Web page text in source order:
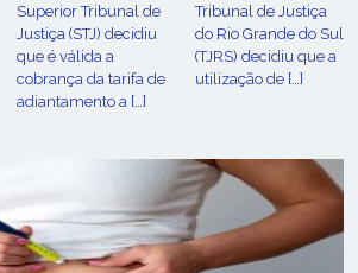
Superior Tribunal de
Justiça (STJ) decidiu
que é válida a
cobrança da tarifa de
adiantamento a […]
Tribunal de Justiça
do Rio Grande do Sul
(TJRS) decidiu que a
utilização de […]